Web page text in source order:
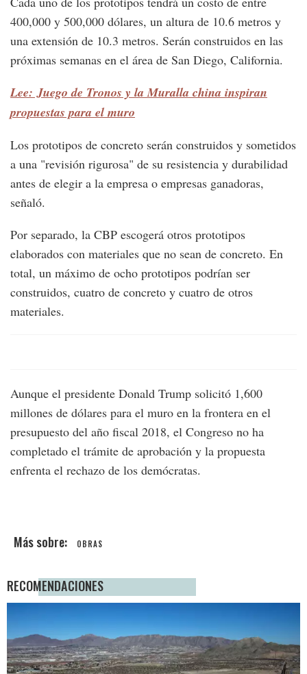
400,000 y 500,000 dólares, un altura de 10.6 metros y
una extensión de 10.3 metros. Serán construidos en las
próximas semanas en el área de San Diego, California.
Lee: Juego de Tronos y la Muralla china inspiran
propuestas para el muro
Los prototipos de concreto serán construidos y sometidos
a una "revisión rigurosa" de su resistencia y durabilidad
antes de elegir a la empresa o empresas ganadoras,
señaló.
Por separado, la CBP escogerá otros prototipos
elaborados con materiales que no sean de concreto. En
total, un máximo de ocho prototipos podrían ser
construidos, cuatro de concreto y cuatro de otros
materiales.
Aunque el presidente Donald Trump solicitó 1,600
millones de dólares para el muro en la frontera en el
presupuesto del año fiscal 2018, el Congreso no ha
completado el trámite de aprobación y la propuesta
enfrenta el rechazo de los demócratas.
OBRAS
RECOMENDACIONES